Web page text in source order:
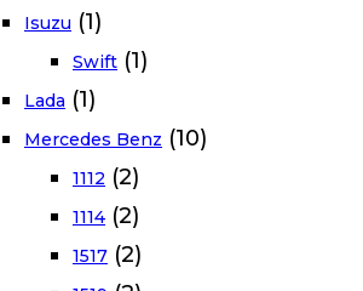
Isuzu (1)
Swift (1)
Lada (1)
Mercedes Benz (10)
1112 (2)
1114 (2)
1517 (2)